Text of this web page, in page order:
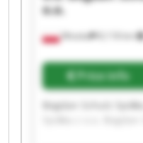
Wioska 8,118 km
o.o.
Price info
Bogdan Schulz
Schulz Spółka z o.o.